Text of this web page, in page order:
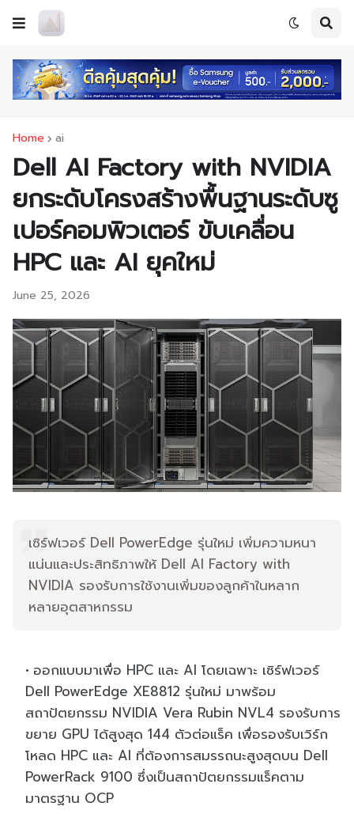
Home ai
Dell AI Factory with NVIDIA
ยกระดับโครงสร้างพื้นฐานระดับซู
เปอร์คอมพิวเตอร์ ขับเคลื่อน
HPC และ AI ยุคใหม่
June 25, 2026
เซิร์ฟเวอร์ Dell PowerEdge รุ่นใหม่ เพิ่มความหนา
แน่นและประสิทธิภาพให้ Dell AI Factory with
NVIDIA รองรับการใช้งานเพิ่มของลูกค้าในหลาก
หลายอุตสาหกรรม
ออกแบบมาเพื่อ HPC และ AI โดยเฉพาะ เซิร์ฟเวอร์
Dell PowerEdge XE8812 รุ่นใหม่ มาพร้อม
สถาปัตยกรรม NVIDIA Vera Rubin NVL4 รองรับการ
ขยาย GPU ได้สูงสุด 144 ตัวต่อแร็ค เพื่อรองรับเวิร์ก
โหลด HPC และ AI ที่ต้องการสมรรถนะสูงสุดบน Dell
PowerRack 9100 ซึ่งเป็นสถาปัตยกรรมแร็คตาม
มาตรฐาน OCP